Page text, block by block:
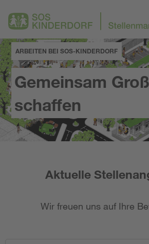
ARBEITEN BEI SOS-KINDERDORF
Gemeinsam
schaffen
Aktuelle
Wir freuen uns auf Ihre